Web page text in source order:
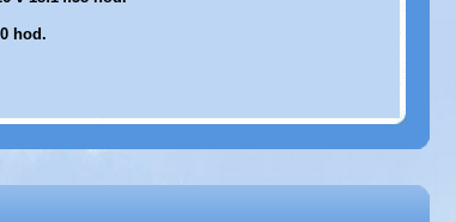
hod.